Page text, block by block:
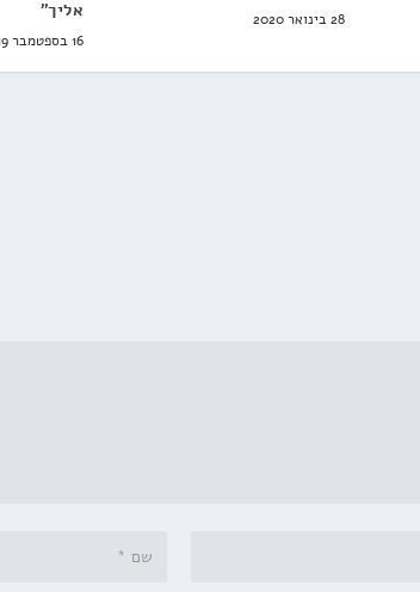
28 בינואר 2020
אליך"
16 בספטמבר 2019